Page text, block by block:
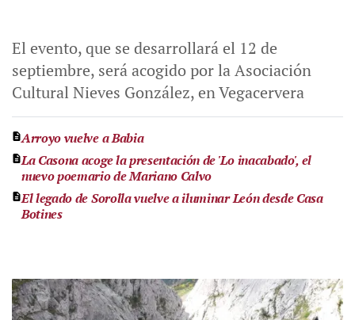
El evento, que se desarrollará el 12 de
septiembre, será acogido por la Asociación
Cultural Nieves González, en Vegacervera
Arroyo vuelve a Babia
La Casona acoge la presentación de 'Lo inacabado', el
nuevo poemario de Mariano Calvo
El legado de Sorolla vuelve a iluminar León desde Casa
Botines